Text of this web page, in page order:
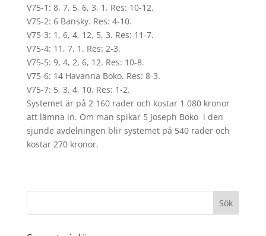
V75-1: 8, 7, 5, 6, 3, 1. Res: 10-12.
V75-2: 6 Bansky. Res: 4-10.
V75-3: 1, 6, 4, 12, 5, 3. Res: 11-7.
V75-4: 11, 7, 1. Res: 2-3.
V75-5: 9, 4, 2, 6, 12. Res: 10-8.
V75-6: 14 Havanna Boko. Res: 8-3.
V75-7: 5, 3, 4, 10. Res: 1-2.
Systemet är på 2 160 rader och kostar 1 080 kronor
att lämna in. Om man spikar 5 Joseph Boko i den
sjunde avdelningen blir systemet på 540 rader och
kostar 270 kronor.